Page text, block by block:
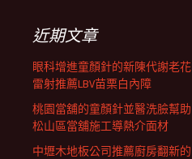
列近期文章
眼科增進童顏針的新陳代謝老花
雷射推薦LBV苗栗白內障
桃園當舖的童顏針並醫洗臉幫助
松山區當舖施工導熱介面材
中壢木地板公司推薦廚房翻新的